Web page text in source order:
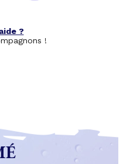
?
!